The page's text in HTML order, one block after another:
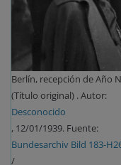
Berlín, recepción de Año
(Título original) . Autor:
Desconocido
, 12/01/1939. Fuente:
Bundesarchiv Bild 183-
/